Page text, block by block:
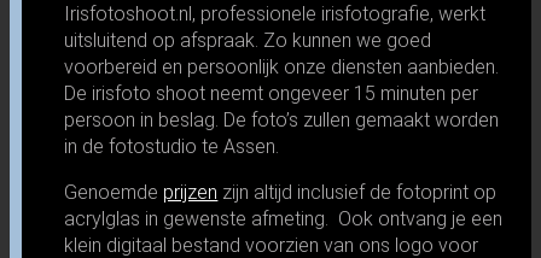
Irisfotoshoot.nl, professionele irisfotografie, werkt
uitsluitend op afspraak. Zo kunnen we goed
voorbereid en persoonlijk onze diensten aanbieden.
De irisfoto shoot neemt ongeveer 15 minuten per
persoon in beslag. De foto’s zullen gemaakt worden
in de fotostudio te Assen.
Genoemde prijzen zijn altijd inclusief de fotoprint op
acrylglas in gewenste afmeting. Ook ontvang je een
klein digitaal bestand voorzien van ons logo voor